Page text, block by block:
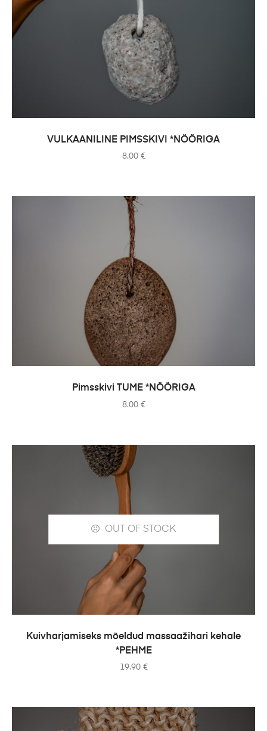
ADD TO CART
VULKAANILINE PIMSSKIVI *NÖÖRIGA
8.00 €
ADD TO CART
Pimsskivi TUME *NÖÖRIGA
8.00 €
OUT OF STOCK
READ MORE
Kuivharjamiseks mõeldud massaažihari kehale
*PEHME
19.90 €